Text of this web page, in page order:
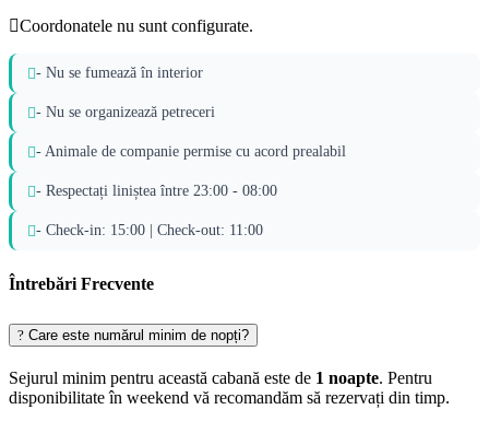
Coordonatele nu sunt configurate.
- Nu se fumează în interior
- Nu se organizează petreceri
- Animale de companie permise cu acord prealabil
- Respectați liniștea între 23:00 - 08:00
- Check-in: 15:00 | Check-out: 11:00
Întrebări Frecvente
Care este numărul minim de nopți?
Sejurul minim pentru această cabană este de 1 noapte. Pentru
disponibilitate în weekend vă recomandăm să rezervați din timp.